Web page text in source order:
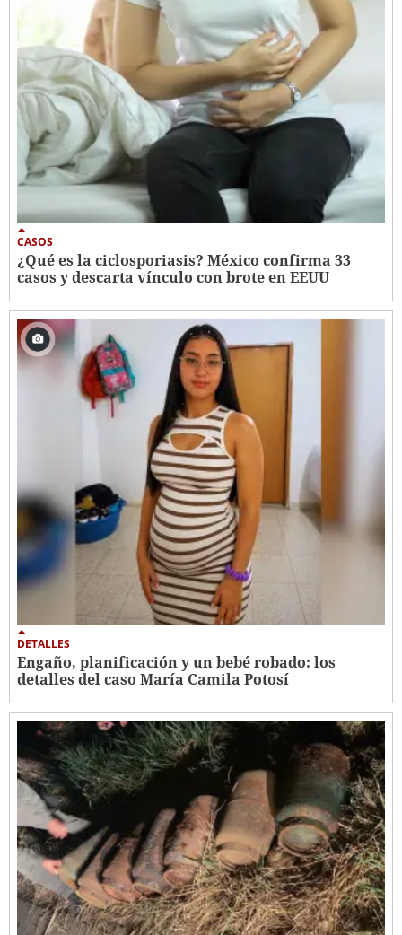
CASOS
¿Qué es la ciclosporiasis? México confirma 33
casos y descarta vínculo con brote en EEUU
DETALLES
Engaño, planificación y un bebé robado: los
detalles del caso María Camila Potosí